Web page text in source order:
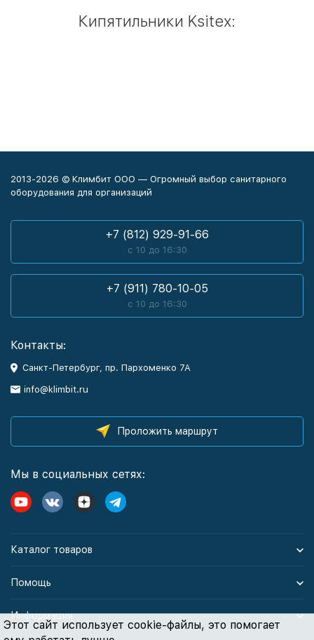
Этот сайт использует cookie-файлы, это помогает
Кипятильники Ksitex:
2013-2026 © Климбит ООО — Огромный выбор санитарного
оборудования для организаций
+7 (812) 929-91-66
с 10 до 16:30
+7 (911) 780-10-05
с 10 до 16:30
Контакты:
Санкт-Петербург, пр. Пархоменко 7А
info@klimbit.ru
Проложить маршрут
Мы в социальных сетях:
Каталог товаров
Помощь
Информация